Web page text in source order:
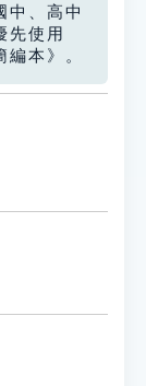
中、高中
先使用
編本》。